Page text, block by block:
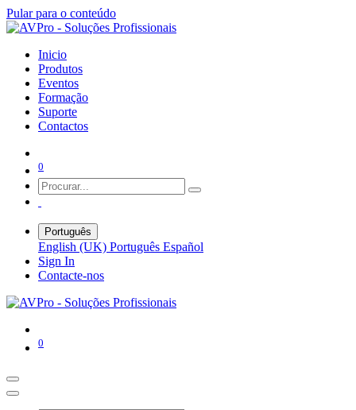
Pular para o conteúdo
Inicio
Produtos
Eventos
Formação
Suporte
Contactos
0
Português
English (UK) Português Español
Sign In
Contacte-nos
0